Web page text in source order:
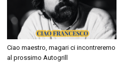
Ciao maestro, magari ci incontreremo
al prossimo Autogrill